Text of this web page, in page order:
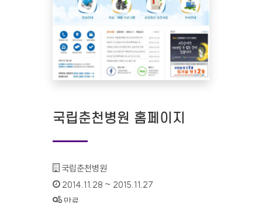
국립춘천병원 홈페이지
기관명 :
국립춘천병원
인증기간 :
2014.11.28 ~ 2015.11.27
상태 :